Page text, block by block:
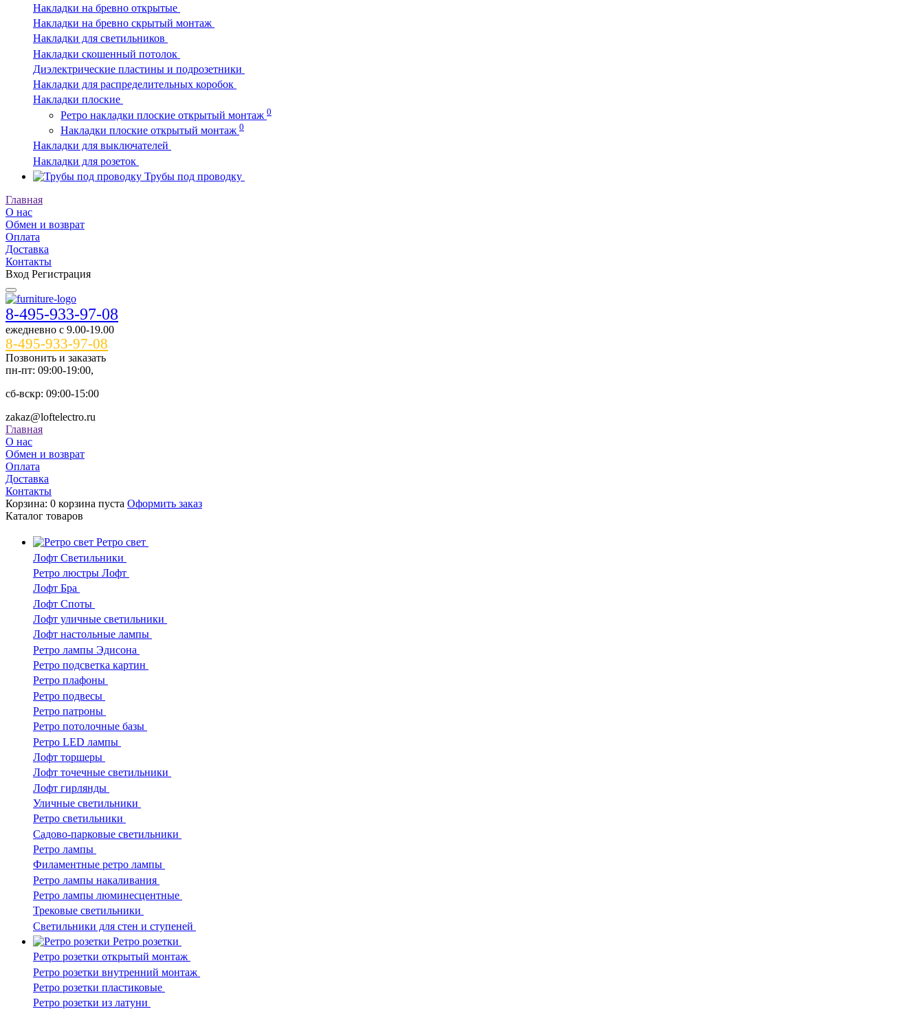
Накладки на бревно открытые
Накладки на бревно скрытый монтаж
Накладки для светильников
Накладки скошенный потолок
Диэлектрические пластины и подрозетники
Накладки для распределительных коробок
Накладки плоские
Ретро накладки плоские открытый монтаж 0
Накладки плоские открытый монтаж 0
Накладки для выключателей
Накладки для розеток
Трубы под проводку
Главная
О нас
Обмен и возврат
Оплата
Доставка
Контакты
Вход Регистрация
8-495-933-97-08
ежедневно c 9.00-19.00
8-495-933-97-08
Позвонить и заказать
пн-пт: 09:00-19:00,
сб-вскр: 09:00-15:00
zakaz@loftelectro.ru
Главная
О нас
Обмен и возврат
Оплата
Доставка
Контакты
Корзина: 0 корзина пуста Оформить заказ
Каталог товаров
Ретро свет
Лофт Светильники
Ретро люстры Лофт
Лофт Бра
Лофт Споты
Лофт уличные светильники
Лофт настольные лампы
Ретро лампы Эдисона
Ретро подсветка картин
Ретро плафоны
Ретро подвесы
Ретро патроны
Ретро потолочные базы
Ретро LED лампы
Лофт торшеры
Лофт точечные светильники
Лофт гирлянды
Уличные светильники
Ретро светильники
Садово-парковые светильники
Ретро лампы
Филаментные ретро лампы
Ретро лампы накаливания
Ретро лампы люминесцентные
Трековые светильники
Светильники для стен и ступеней
Ретро розетки
Ретро розетки открытый монтаж
Ретро розетки внутренний монтаж
Ретро розетки пластиковые
Ретро розетки из латуни